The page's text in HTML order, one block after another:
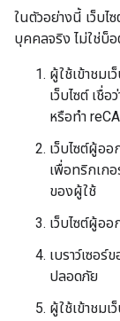
ในตัวอย่างนี้ เว็บไ
บุคคลจริง ไม่ใช่บ็
ผู้ใช้เข้าชมเ
เว็บไซต์ เชื่
หรือทำ
เว็บไซต์ผู้อ
เพื่อทริกเกอ
ของผู้ใช้
เว็บไซต์ผู้อ
เบราว์เซอร์
ปลอดภัย
ผู้ใช้เข้าชม